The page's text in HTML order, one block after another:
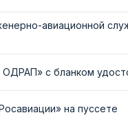
авиационной
с бланком
на пуссете